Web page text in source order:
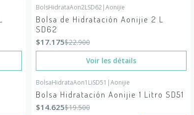
En rupture de stock
BolsHidrataAon2LSD62|Aonijie
Bolsa de Hidratación Aonijie 2 L
SD62
$17.175$22.900
Voir les détails
BolsaHidrataAon1LiSD51 |Aonijie
Bolsa Hidratación Aonijie 1 Litro SD51
$14.625$19.500